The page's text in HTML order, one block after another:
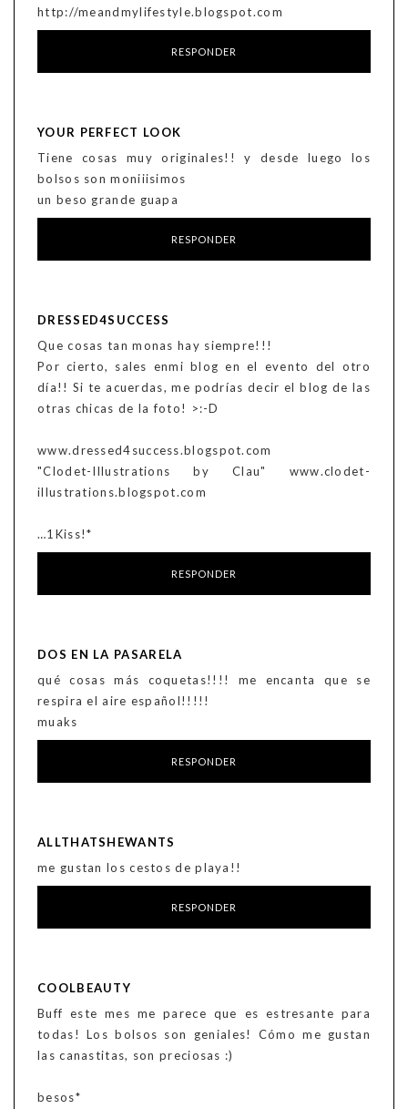
http://meandmylifestyle.blogspot.com
RESPONDER
YOUR PERFECT LOOK
Tiene cosas muy originales!! y desde luego los
bolsos son moniiisimos
un beso grande guapa
RESPONDER
DRESSED4SUCCESS
Que cosas tan monas hay siempre!!!
Por cierto, sales enmi blog en el evento del otro
día!! Si te acuerdas, me podrías decir el blog de las
otras chicas de la foto! >:-D
www.dressed4success.blogspot.com
"Clodet-Illustrations by Clau" www.clodet-
illustrations.blogspot.com
…1Kiss!*
RESPONDER
DOS EN LA PASARELA
qué cosas más coquetas!!!! me encanta que se
respira el aire español!!!!!
muaks
RESPONDER
ALLTHATSHEWANTS
me gustan los cestos de playa!!
RESPONDER
COOLBEAUTY
Buff este mes me parece que es estresante para
todas! Los bolsos son geniales! Cómo me gustan
las canastitas, son preciosas :)
besos*